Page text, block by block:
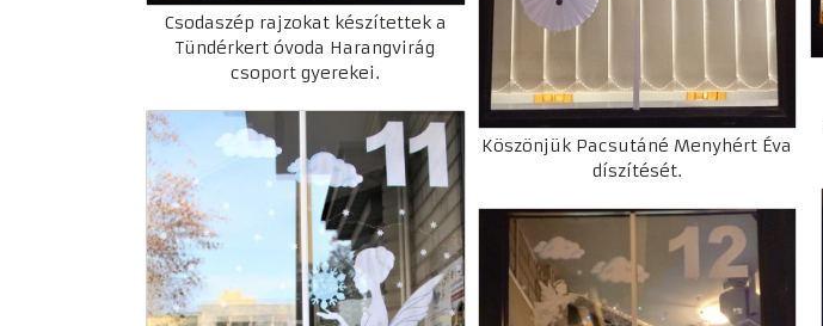
Csodaszép rajzokat készítettek a
Tündérkert óvoda Harangvirág
csoport gyerekei.
Köszönjük Pacsutáné Menyhért Éva
díszítését.